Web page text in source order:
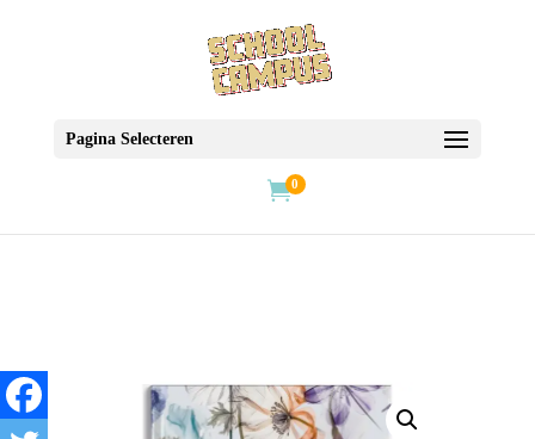
Pagina Selecteren
0